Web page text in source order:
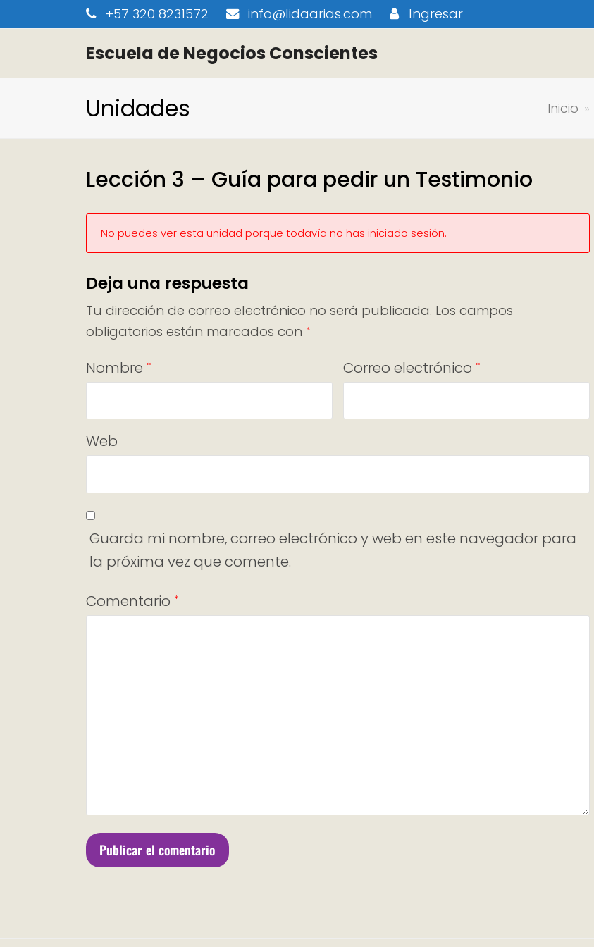
+57 320 8231572 info@lidaarias.com Ingresar
Escuela de Negocios Conscientes
Unidades Inicio »
Lección 3 – Guía para pedir un Testimonio
No puedes ver esta unidad porque todavía no has iniciado sesión.
Deja una respuesta
Tu dirección de correo electrónico no será publicada. Los campos
obligatorios están marcados con *
Nombre * Correo electrónico *
Web
Guarda mi nombre, correo electrónico y web en este navegador para
la próxima vez que comente.
Comentario *